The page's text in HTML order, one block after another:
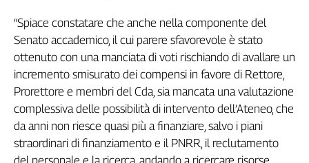
Diffusa
InFlai
Le
trasmissioni
tv
in
Progress
“Spiace constatare che anche nella componente del
Senato accademico, il cui parere sfavorevole è stato
ottenuto con una manciata di voti rischiando di avallare un
incremento smisurato dei compensi in favore di Rettore,
Prorettore e membri del Cda, sia mancata una valutazione
complessiva delle possibilità di intervento dell’Ateneo, che
da anni non riesce quasi più a finanziare, salvo i piani
straordinari di finanziamento e il PNRR, il reclutamento